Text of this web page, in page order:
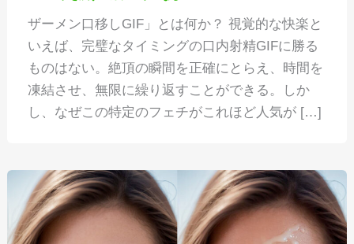
ザーメン口移しGIF」とは何か？ 視覚的な快楽と
いえば、完璧なタイミングの口内射精GIFに勝る
ものはない。絶頂の瞬間を正確にとらえ、時間を
凍結させ、無限に繰り返すことができる。しか
し、なぜこの特定のフェチがこれほど人気が […]